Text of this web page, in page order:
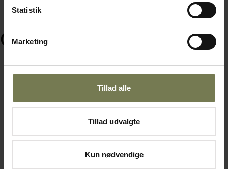
Statistik
Marketing
Tillad alle
Tillad udvalgte
Kun nødvendige
Ofte købt sammen med